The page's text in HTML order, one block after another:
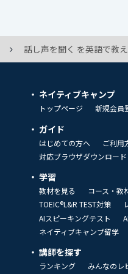
話し声を聞く を英語で教
ネイティブキャンプ
トップページ 新規会員
ガイド
はじめての方へ ご利用
対応ブラウザダウンロード
学習
教材を見る コース・教
TOEIC®L&R TEST対策
AIスピーキングテスト
ネイティブキャンプ留学
講師を探す
ランキング みんなのレ